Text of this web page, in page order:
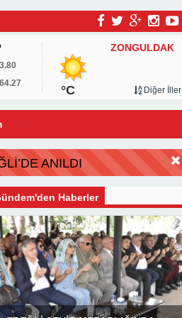
ZONGULDAK
°C Diğer İller
ANILDI
Haberler